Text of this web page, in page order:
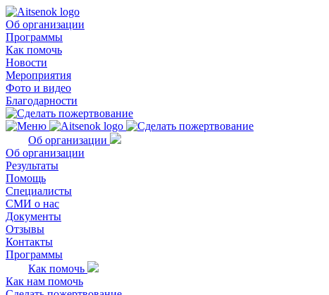
Об организации
Программы
Как помочь
Новости
Мероприятия
Фото и видео
Благодарности
Об организации
Об организации
Результаты
Помощь
Специалисты
СМИ о нас
Документы
Отзывы
Контакты
Программы
Как помочь
Как нам помочь